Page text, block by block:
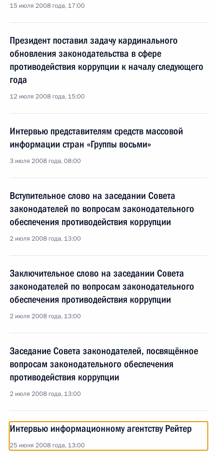
15 июля 2008 года, 17:00
Президент поставил задачу кардинального
обновления законодательства в сфере
противодействия коррупции к началу следующего
года
12 июля 2008 года, 15:00
Интервью представителям средств массовой
информации стран «Группы восьми»
3 июля 2008 года, 08:00
Вступительное слово на заседании Совета
законодателей по вопросам законодательного
обеспечения противодействия коррупции
2 июля 2008 года, 13:00
Заключительное слово на заседании Совета
законодателей по вопросам законодательного
обеспечения противодействия коррупции
2 июля 2008 года, 13:00
Заседание Совета законодателей, посвящённое
вопросам законодательного обеспечения
противодействия коррупции
2 июля 2008 года, 13:00
Интервью информационному агентству Рейтер
25 июня 2008 года, 13:00